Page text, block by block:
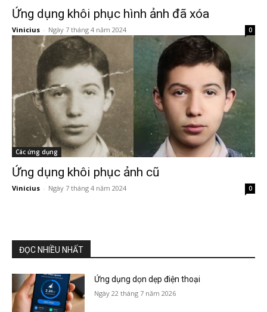
Ứng dụng khôi phục hình ảnh đã xóa
Vinicius - Ngày 7 tháng 4 năm 2024 0
Các ứng dụng
Ứng dụng khôi phục ảnh cũ
Vinicius - Ngày 7 tháng 4 năm 2024 0
ĐỌC NHIỀU NHẤT
Ứng dụng dọn dẹp điện thoại
Ngày 22 tháng 7 năm 2026